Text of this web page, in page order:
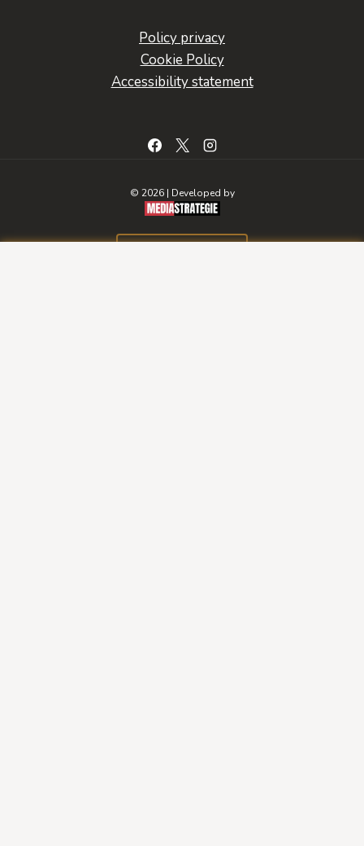
Policy privacy
Cookie Policy
Accessibility statement
© 2026 | Developed by